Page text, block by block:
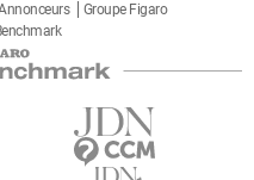
Groupe Figaro